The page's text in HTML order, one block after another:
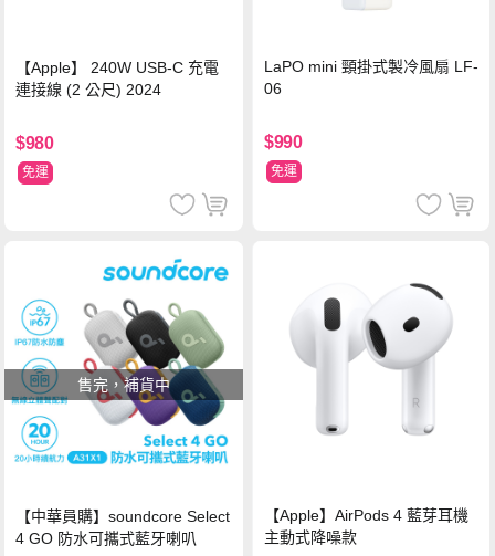
【Apple】 240W USB-C 充電
連接線 (2 公尺) 2024
$980
免運
LaPO mini 頸掛式製冷風扇 LF-
06
$990
免運
售完，補貨中
【中華員購】soundcore Select
4 GO 防水可攜式藍牙喇叭
【Apple】AirPods 4 藍芽耳機
主動式降噪款